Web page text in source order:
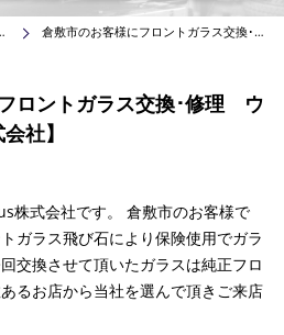
倉敷市のお客様にフロントガラス交換･修理 ウェイク【nexus株式会社】
ロントガラス交換･修理 ウ
社】
株式会社です。 倉敷市のお客様で
ガラス飛び石により保険使用でガラ
交換させて頂いたガラスは純正フロ
るお店から当社を選んで頂きご来店